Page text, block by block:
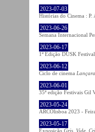
2023-07-03
Histórias do Cinema : P.
2023-06-26
Semana Internacional
2023-06-17
1ª Edição DUSK
2023-06-12
Ciclo de cinema
2023-06-01
35ª edição Festivais Gil
2023-05-24
ARCOlisboa 2023 -
2023-05-17
Exposição Gris, Vide,